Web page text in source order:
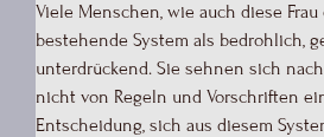
Viele Menschen, wie auch diese
bestehende System als bedrohlich,
unterdrückend. Sie sehnen sich
nicht von Regeln und Vorschriften
Entscheidung, sich aus diesem